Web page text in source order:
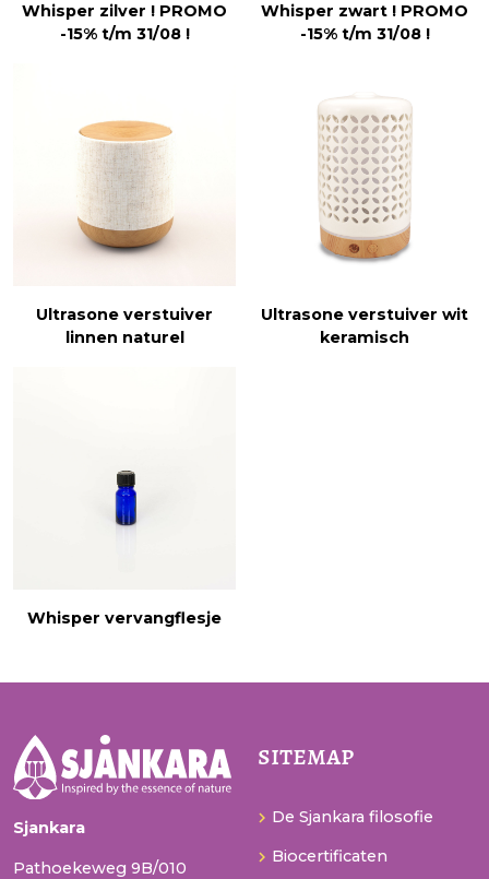
Whisper zilver ! PROMO
-15% t/m 31/08 !
Whisper zwart ! PROMO
-15% t/m 31/08 !
Ultrasone verstuiver
linnen naturel
Ultrasone verstuiver wit
keramisch
Whisper vervangflesje
Sjankara
Pathoekeweg 9B/010
sitemap
De Sjankara filosofie
Biocertificaten